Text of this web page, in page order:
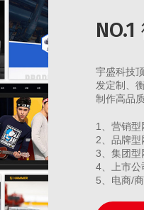
宇盛科技
发定制、
制作高品
1、营销型
2、品牌型
3、集团型
4、上市公
5、电商/